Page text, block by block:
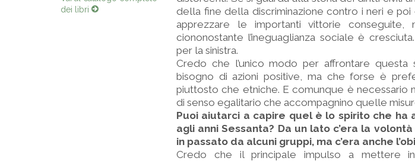
dei libri
della fine della discriminazione contro i neri e poi
apprezzare le importanti vittorie conseguite,
ciononostante l’ineguaglianza sociale è
per la sinistra.
Credo che l’unico modo per affrontare questa
bisogno di azioni positive, ma che forse è
piuttosto che etniche. E comunque è necessario
di senso egalitario che accompagnino quelle
Puoi aiutarci a capire quel è lo spirito che ha
agli anni Sessanta? Da un lato c’era la
in passato da alcuni gruppi, ma c’era anche
Credo che il principale impulso a mettere